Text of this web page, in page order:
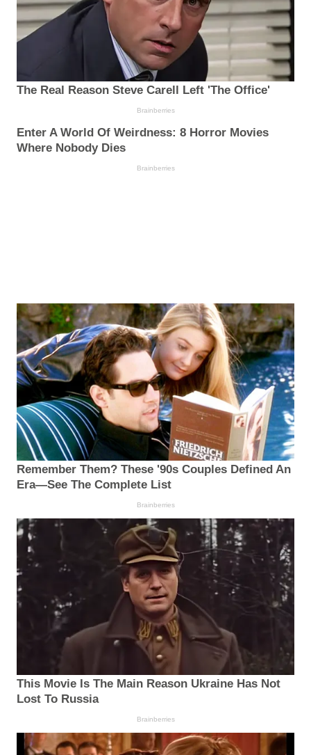
The Real Reason Steve Carell Left 'The Office'
Brainberries
Enter A World Of Weirdness: 8 Horror Movies
Where Nobody Dies
Brainberries
Remember Them? These '90s Couples Defined An
Era—See The Complete List
Brainberries
This Movie Is The Main Reason Ukraine Has Not
Lost To Russia
Brainberries